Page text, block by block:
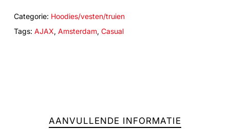
Categorie: Hoodies/vesten/truien
Tags: AJAX, Amsterdam, Casual
AANVULLENDE INFORMATIE